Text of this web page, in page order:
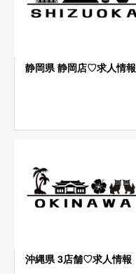
静岡県 静岡店♡求人情報
沖縄県 3店舗♡求人情報